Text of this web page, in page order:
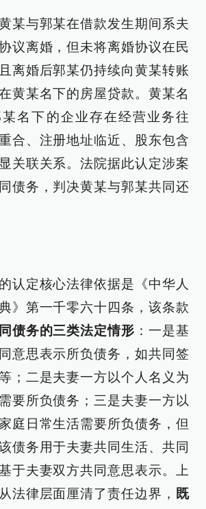
某与郭某在借款发生期间系夫
议离婚，但未将离婚协议在民
离婚后郭某仍持续向黄某转账
黄某名下的房屋贷款。黄某名
名下的企业存在经营业务往
合、注册地址临近、股东包含
关联关系。法院据此认定涉案
债务，判决黄某与郭某共同还
认定核心法律依据是《中华人
》第一千零六十四条，该条款
债务的三类法定情形 ：一是基
意思表示所负债务，如共同签
；二是夫妻一方以个人名义为
要所负债务；三是夫妻一方以
庭日常生活需要所负债务，但
债务用于夫妻共同生活、共同
于夫妻双方共同意思表示。上
法律层面厘清了责任边界， 既